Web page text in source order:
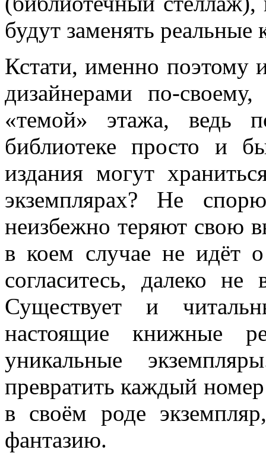
будут заменять реальные
Кстати, именно поэтому
дизайнерами по-
«темой» этажа, ведь
библиотеке просто и
издания могут
экземплярах? Не
неизбежно теряют свою
в коем случае не идёт
согласитесь, далеко
Существует и
настоящие книжные
уникальные
превратить каждый
в своём роде
фантазию.